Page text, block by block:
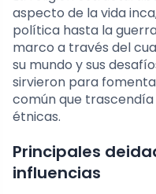
aspecto de la vida
política hasta la
marco a través del
su mundo y sus
sirvieron para
común que trascendía
étnicas.
Principales
influencias